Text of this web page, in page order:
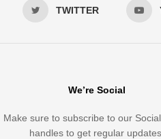
TWITTER
We’re Social
Make sure to subscribe to our
handles to get regular